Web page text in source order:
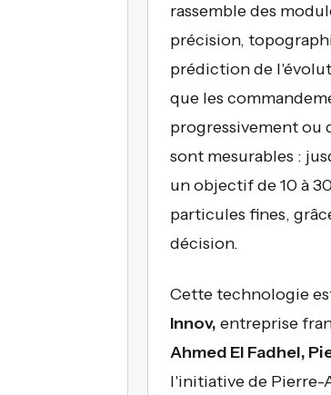
rassemble des
précision,
prédiction de
que les
progressivement ou
sont mesurables :
un objectif de 10 à
particules fines,
décision.
Cette technologie
Innov, entreprise
Ahmed El Fadhel,
l'initiative de Pierre-